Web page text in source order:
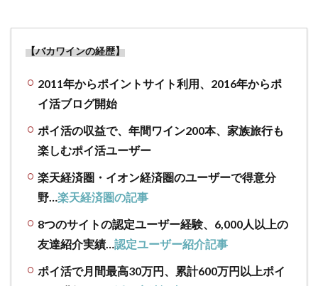
【バカワインの経歴】
2011年からポイントサイト利用、2016年からポ
イ活ブログ開始
ポイ活の収益で、年間ワイン200本、家族旅行も
楽しむポイ活ユーザー
楽天経済圏・イオン経済圏のユーザーで得意分
野…楽天経済圏の記事
8つのサイトの認定ユーザー経験、6,000人以上の
友達紹介実績…認定ユーザー紹介記事
ポイ活で月間最高30万円、累計600万円以上ポイ